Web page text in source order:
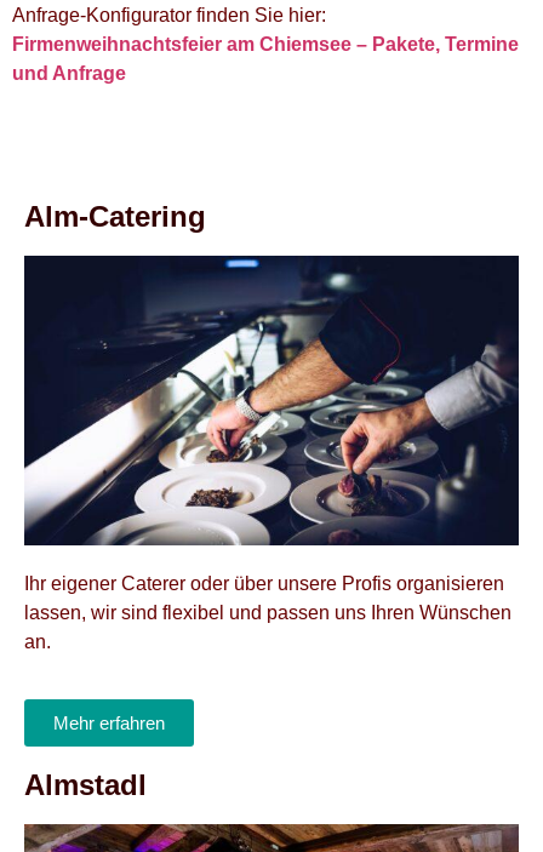
Anfrage-Konfigurator finden Sie hier:
Firmenweihnachtsfeier am Chiemsee – Pakete, Termine
und Anfrage
Alm-Catering
Ihr eigener Caterer oder über unsere Profis organisieren
lassen, wir sind flexibel und passen uns Ihren Wünschen
an.
Mehr erfahren
Almstadl